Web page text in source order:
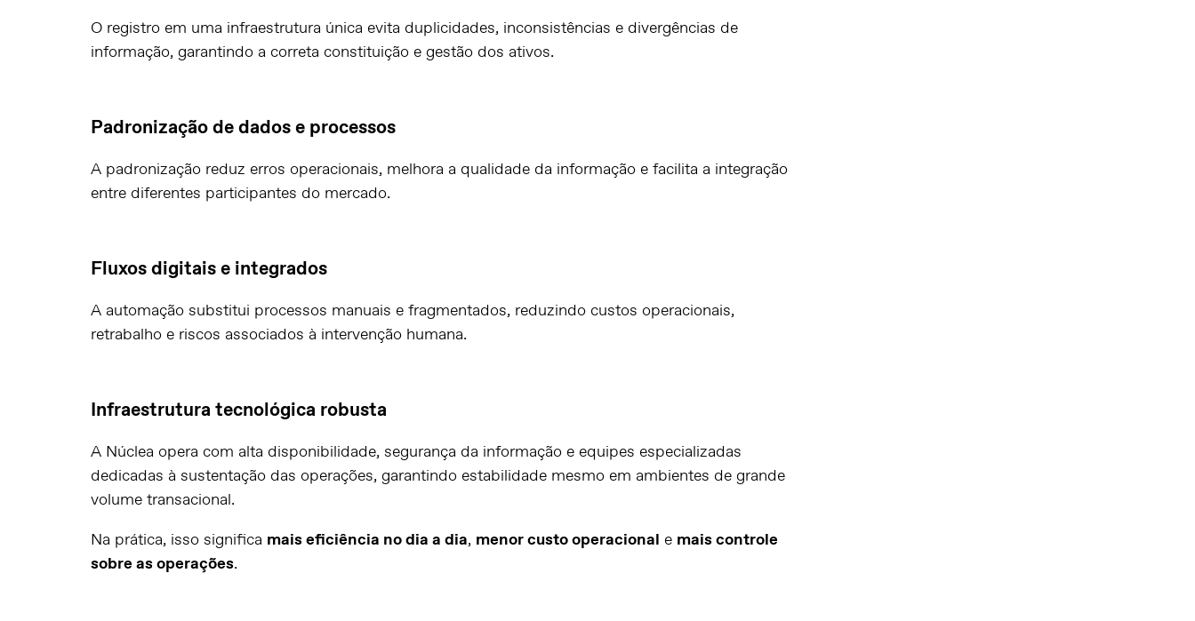
O registro em uma infraestrutura única evita duplicidades, inconsistências e divergências de
informação, garantindo a correta constituição e gestão dos ativos.
Padronização de dados e processos
A padronização reduz erros operacionais, melhora a qualidade da informação e facilita a integração
entre diferentes participantes do mercado.
Fluxos digitais e integrados
A automação substitui processos manuais e fragmentados, reduzindo custos operacionais,
retrabalho e riscos associados à intervenção humana.
Infraestrutura tecnológica robusta
A Núclea opera com alta disponibilidade, segurança da informação e equipes especializadas
dedicadas à sustentação das operações, garantindo estabilidade mesmo em ambientes de grande
volume transacional.
Na prática, isso significa mais eficiência no dia a dia, menor custo operacional e mais controle
sobre as operações.